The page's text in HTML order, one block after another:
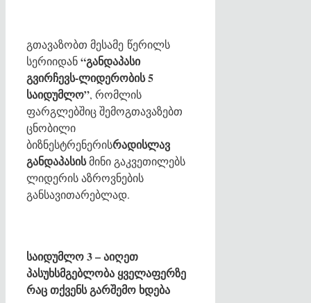
გთავაზობთ მესამე წერილს
სერიიდან“განდაპასი
გვირჩევს-ლიდერობის 5
საიდუმლო”, რომლის
ფარგლებშიც შემოგთავაზებთ
ცნობილი
ბიზნესტრენერისრადისლავ
განდაპასისმინი გაკვეთილებს
ლიდერის აზროვნების
განსავითარებლად.
საიდუმლო 3 – აიღეთ
პასუხსმგებლობა ყველაფერზე
რაც თქვენს გარშემო ხდება